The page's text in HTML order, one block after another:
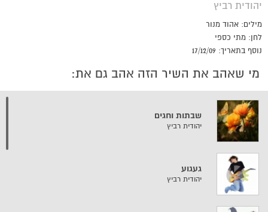
יהודית רביץ
מילים: אהוד מנור
לחן: מתי כספי
נוסף בתאריך: 17/12/09
מי שאהב את השיר הזה אהב גם את:
שבתות וחגים
יהודית רביץ
געגוע
יהודית רביץ